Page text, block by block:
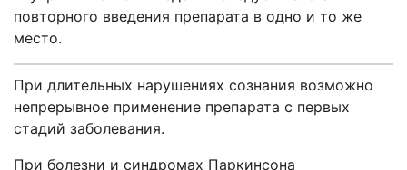
повторного введения препарата в одно и то же
место.
При длительных нарушениях сознания возможно
непрерывное применение препарата с первых
стадий заболевания.
При болезни и синдромах Паркинсона